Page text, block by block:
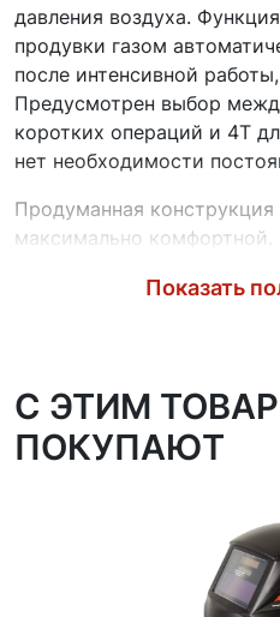
давления воздуха.
продувки газом
после интенсивной
Предусмотрен выбор
коротких операций и 4Т
нет необходимости
Продуманная конструкция
максимально комфортной.
подсушивая сжатый
перегрева даже при
высокой температуре в
легкостью перемещать
объекту. Прочный
внутренние компоненты
суровых условий
Показать
C ЭТИМ
ПОКУПАЮТ